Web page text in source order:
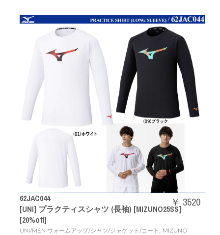
62JAC044
[UNI] プラクティスシャツ (長袖) [MIZUNO25SS]
[20%off]
UNI/MEN ウォームアップ/シャツ/ジャケット/コート , MIZUNO
￥ 3520